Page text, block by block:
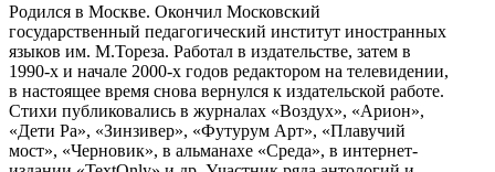
Родился в Москве. Окончил Московский
государственный педагогический институт иностранных
языков им. М.Тореза. Работал в издательстве, затем в
1990-х и начале 2000-х годов редактором на телевидении,
в настоящее время снова вернулся к издательской работе.
Стихи публиковались в журналах «Воздух», «Арион»,
«Дети Ра», «Зинзивер», «Футурум Арт», «Плавучий
мост», «Черновик», в альманахе «Среда», в интернет-